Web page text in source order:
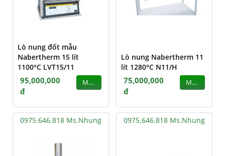
Lò nung đốt mẫu
Nabertherm 15 lít
1100°C LVT15/11
95,000,000
đ
MUA
Lò nung Nabertherm 11
lít 1280°C N11/H
75,000,000
đ
MUA
0975.646.818 Ms.Nhung 0975.646.818 Ms.Nhung